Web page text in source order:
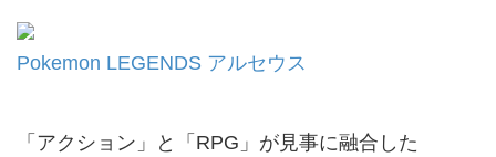
Pokemon LEGENDS アルセウス
「アクション」と「RPG」が見事に融合した